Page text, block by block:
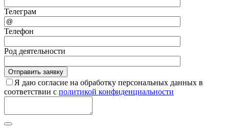
Телеграм
Телефон
Род деятельности
Я даю согласие на обработку персональных данных в
соответствии с политикой конфиденциальности